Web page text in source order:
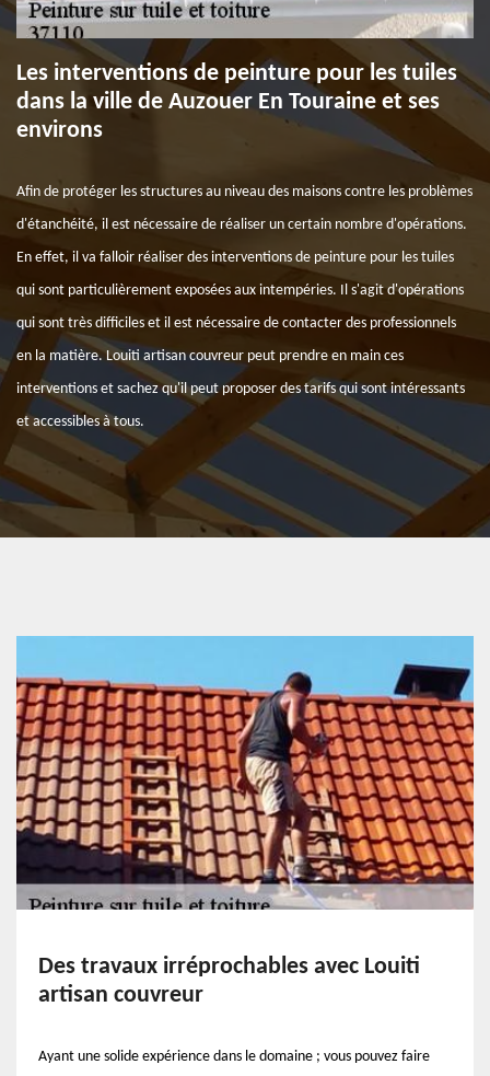
Les interventions de peinture pour les tuiles
dans la ville de Auzouer En Touraine et ses
environs
Afin de protéger les structures au niveau des maisons contre les problèmes
d'étanchéité, il est nécessaire de réaliser un certain nombre d'opérations.
En effet, il va falloir réaliser des interventions de peinture pour les tuiles
qui sont particulièrement exposées aux intempéries. Il s'agit d'opérations
qui sont très difficiles et il est nécessaire de contacter des professionnels
en la matière. Louiti artisan couvreur peut prendre en main ces
interventions et sachez qu'il peut proposer des tarifs qui sont intéressants
et accessibles à tous.
Des travaux irréprochables avec Louiti
artisan couvreur
Ayant une solide expérience dans le domaine ; vous pouvez faire